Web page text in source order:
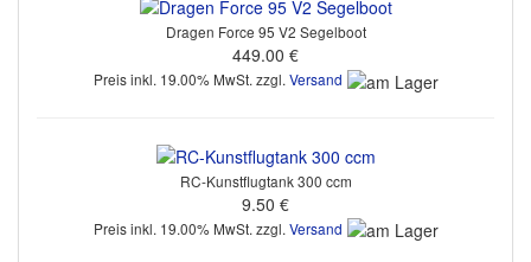
Dragen Force 95 V2 Segelboot
449.00 €
Preis inkl. 19.00% MwSt. zzgl. Versand
RC-Kunstflugtank 300 ccm
9.50 €
Preis inkl. 19.00% MwSt. zzgl. Versand